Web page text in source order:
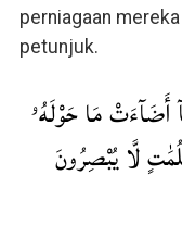
perniagaan
petunjuk.
أَضَآءَتْ مَا حَوْلَهُۥ
لَّا يُبْصِرُونَ